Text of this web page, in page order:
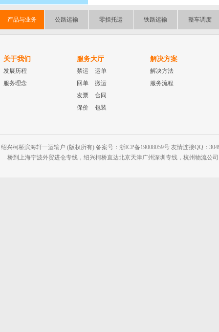
产品与业务 公路运输 零担托运 铁路运输 整车调度
关于我们
发展历程
服务理念
服务大厅
禁运
运单
回单
搬运
发票
合同
保价
包装
解决方案
解决方法
服务流程
绍兴柯桥滨海轩一运输户 (版权所有) 备案号：浙ICP备19008059号 友情连接QQ：
桥到上海宁波外贸进仓专线，绍兴柯桥直达北京天津广州深圳专线，杭州物流公